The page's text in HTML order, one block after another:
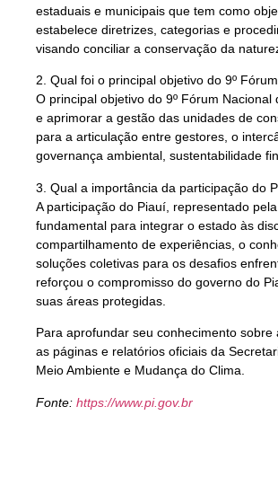
estaduais e municipais que tem como
estabelece diretrizes, categorias e
visando conciliar a conservação da
2. Qual foi o principal objetivo do 9º
O principal objetivo do 9º Fórum
e aprimorar a gestão das unidades de
para a articulação entre gestores, o
governança ambiental, sustentabilidade
3. Qual a importância da participação do
A participação do Piauí, representado
fundamental para integrar o estado às
compartilhamento de experiências, o
soluções coletivas para os desafios
reforçou o compromisso do governo do
suas áreas protegidas.
Para aprofundar seu conhecimento
as páginas e relatórios oficiais da
Meio Ambiente e Mudança do Clima.
Fonte: https://www.pi.gov.br